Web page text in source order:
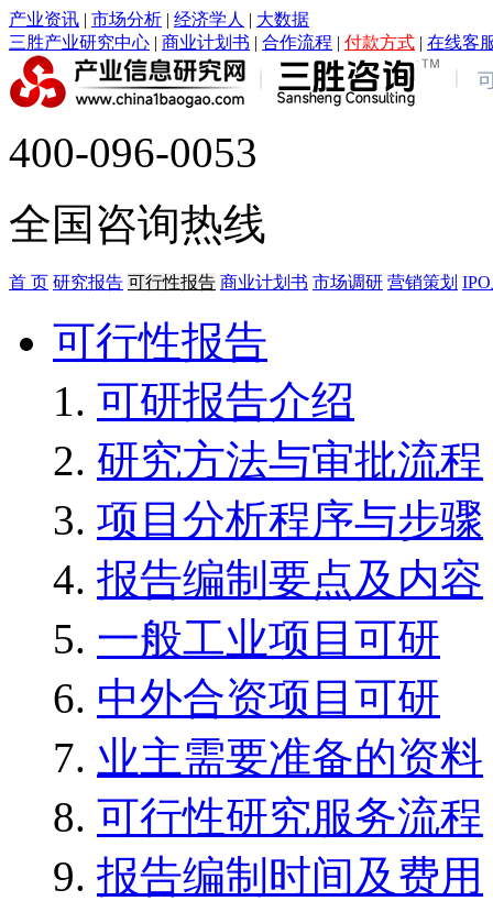
产业资讯 | 市场分析 | 经济学人 | 大数据
三胜产业研究中心 | 商业计划书 | 合作流程 | 付款方式 | 在线客
400-096-0053
全国咨询热线
首 页 研究报告 可行性报告 商业计划书 市场调研 营销策划
可行性报告
可研报告介绍
研究方法与审批流程
项目分析程序与步骤
报告编制要点及内容
一般工业项目可研
中外合资项目可研
业主需要准备的资料
可行性研究服务流程
报告编制时间及费用